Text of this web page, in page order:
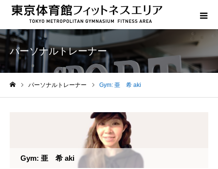
パーソナルトレーナー
パーソナルトレーナー Gym: 亜 希 aki
Gym: 亜 希 aki